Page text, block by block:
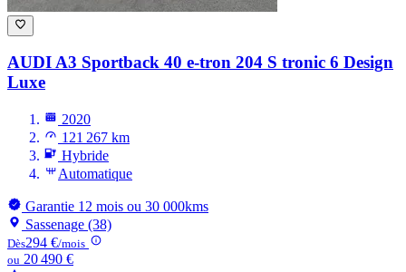
AUDI A3 Sportback 40 e-tron 204 S tronic 6 Design
Luxe
2020
121 267 km
Hybride
Automatique
Garantie 12 mois ou 30 000kms
Sassenage (38)
Dès294 €/mois
ou 20 490 €